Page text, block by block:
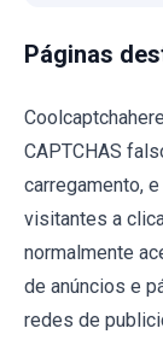
Páginas
CAPTCHAS
carregamento,
visitantes a
normalmente
de anúncios e
redes de